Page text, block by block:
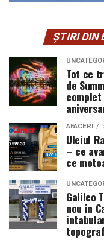
ȘTIRI DIN
Tot ce
de
AFACERI
Uleiul
– ce
ce
Galileo
nou in